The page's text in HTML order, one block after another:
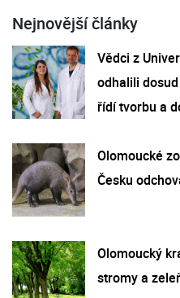
Nejnovější články
Vědci z
odhalili
řídí tvorbu a
Olomoucké
Česku
Olomoucký
stromy a